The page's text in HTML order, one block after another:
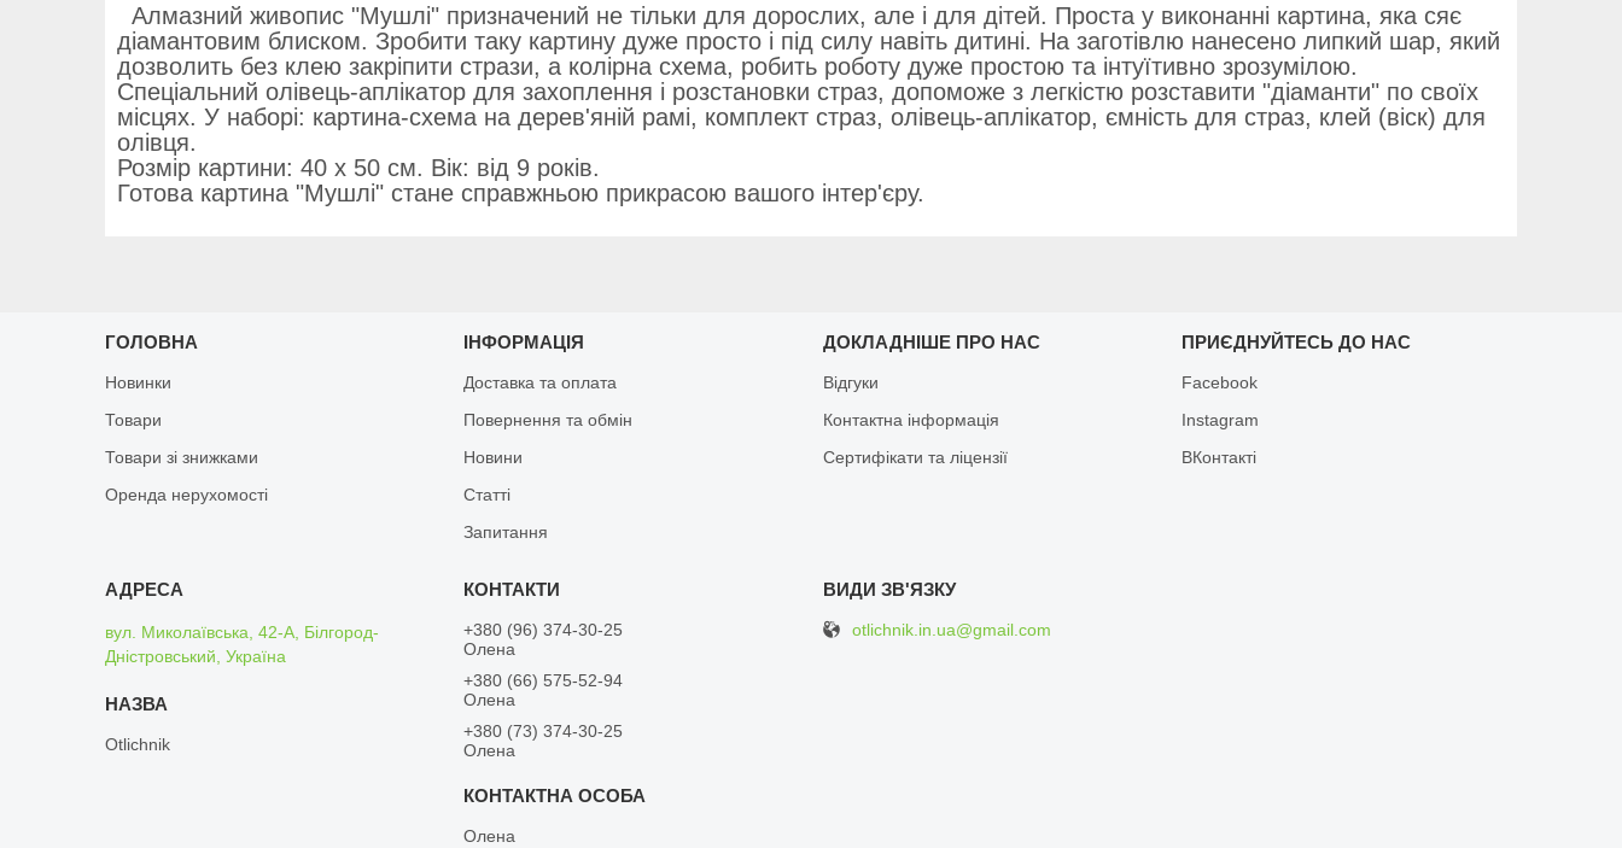
Алмазний живопис "Мушлі" призначений не тільки для дорослих, але і для дітей. Проста у виконанні картина, яка сяє
діамантовим блиском. Зробити таку картину дуже просто і під силу навіть дитині. На заготівлю нанесено липкий шар, який
дозволить без клею закріпити стрази, а колірна схема, робить роботу дуже простою та інтуїтивно зрозумілою.
Спеціальний олівець-аплікатор для захоплення і розстановки страз, допоможе з легкістю розставити "діаманти" по своїх
місцях. У наборі: картина-схема на дерев'яній рамі, комплект страз, олівець-аплікатор, ємність для страз, клей (віск) для
олівця.
Розмір картини: 40 х 50 см. Вік: від 9 років.
Готова картина "Мушлі" стане справжньою прикрасою вашого інтер'єру.
ГОЛОВНА
Новинки
Товари
Товари зі знижками
Оренда нерухомості
ІНФОРМАЦІЯ
Доставка та оплата
Повернення та обмін
Новини
Статті
Запитання
ДОКЛАДНІШЕ ПРО НАС
Відгуки
Контактна інформація
Сертифікати та ліцензії
ПРИЄДНУЙТЕСЬ ДО НАС
Facebook
Instagram
ВКонтакті
вул. Миколаївська, 42-А, Білгород-
Дністровський, Україна
Otlichnik
+380 (96) 374-30-25
Олена
+380 (66) 575-52-94
Олена
+380 (73) 374-30-25
Олена
Олена
otlichnik.in.ua@gmail.com